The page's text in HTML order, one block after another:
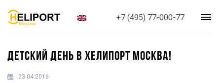
+7 (495) 77-000-77
ДЕТСКИЙ ДЕНЬ В ХЕЛИПОРТ МОСКВА!
23.04.2016